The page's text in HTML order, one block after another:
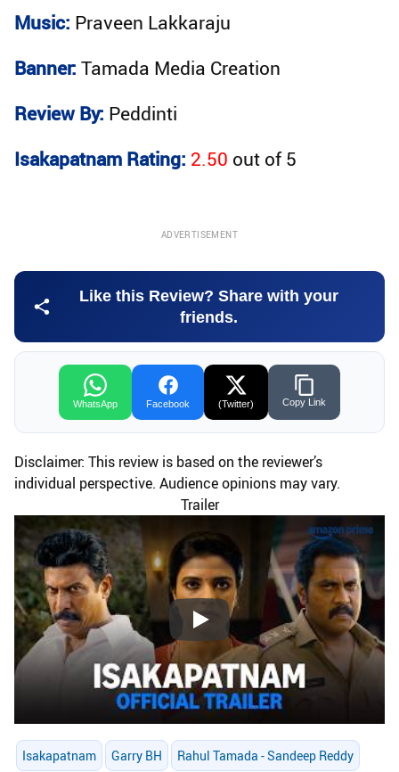
Music: Praveen Lakkaraju
Banner: Tamada Media Creation
Review By: Peddinti
Isakapatnam Rating: 2.50 out of5
ADVERTISEMENT
Like this Review? Share with your
friends.
WhatsApp Facebook (Twitter) Copy Link
Disclaimer: This review is based on the reviewer’s
individual perspective. Audience opinions may vary.
Trailer
Play
Isakapatnam Garry BH Rahul Tamada - Sandeep Reddy